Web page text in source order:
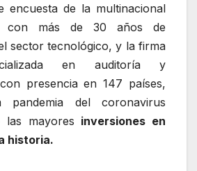
encuesta de la multinacional
con más de 30 años de
sector tecnológico, y la firma
en auditoría y
presencia en 147 países,
del coronavirus
las mayores inversiones en
historia.